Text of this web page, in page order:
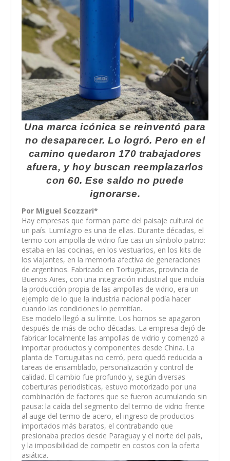
Una marca icónica se reinventó para
no desaparecer. Lo logró. Pero en el
camino quedaron 170 trabajadores
afuera, y hoy buscan reemplazarlos
con 60. Ese saldo no puede
ignorarse.
Por Miguel Scozzari*
Hay empresas que forman parte del paisaje cultural de
un país. Lumilagro es una de ellas. Durante décadas, el
termo con ampolla de vidrio fue casi un símbolo patrio:
estaba en las cocinas, en los vestuarios, en los kits de
los viajantes, en la memoria afectiva de generaciones
de argentinos. Fabricado en Tortuguitas, provincia de
Buenos Aires, con una integración industrial que incluía
la producción propia de las ampollas de vidrio, era un
ejemplo de lo que la industria nacional podía hacer
cuando las condiciones lo permitían.
Ese modelo llegó a su límite. Los hornos se apagaron
después de más de ocho décadas. La empresa dejó de
fabricar localmente las ampollas de vidrio y comenzó a
importar productos y componentes desde China. La
planta de Tortuguitas no cerró, pero quedó reducida a
tareas de ensamblado, personalización y control de
calidad. El cambio fue profundo y, según diversas
coberturas periodísticas, estuvo motorizado por una
combinación de factores que se fueron acumulando sin
pausa: la caída del segmento del termo de vidrio frente
al auge del termo de acero, el ingreso de productos
importados más baratos, el contrabando que
presionaba precios desde Paraguay y el norte del país,
y la imposibilidad de competir en costos con la oferta
asiática.